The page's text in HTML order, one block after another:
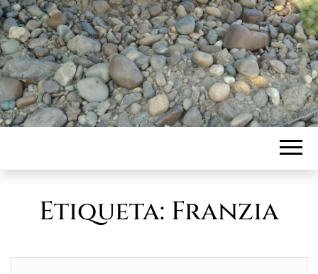
Etiqueta: Franzia